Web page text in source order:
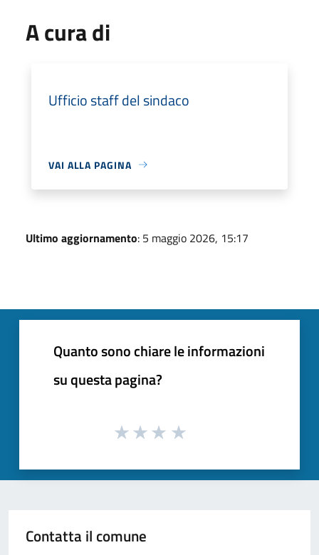
A cura di
Ufficio staff del sindaco
VAI ALLA PAGINA
Ultimo aggiornamento: 5 maggio 2026, 15:17
Quanto sono chiare le informazioni
su questa pagina?
Contatta il comune